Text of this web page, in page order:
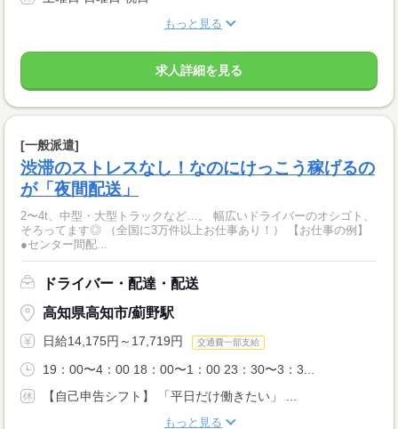
もっと見る
求人詳細を見る
[一般派遣]
渋滞のストレスなし！なのにけっこう稼げるの
が「夜間配送」
2〜4t、中型・大型トラックなど…。 幅広いドライバーのオシゴト、
そろってます◎ （全国に3万件以上お仕事あり！） 【お仕事の例】
●センター間配...
ドライバー・配達・配送
高知県高知市/薊野駅
日給14,175円～17,719円 交通費一部支給
19：00〜4：00 18：00〜1：00 23：30〜3：3...
【自己申告シフト】 「平日だけ働きたい」 ...
もっと見る